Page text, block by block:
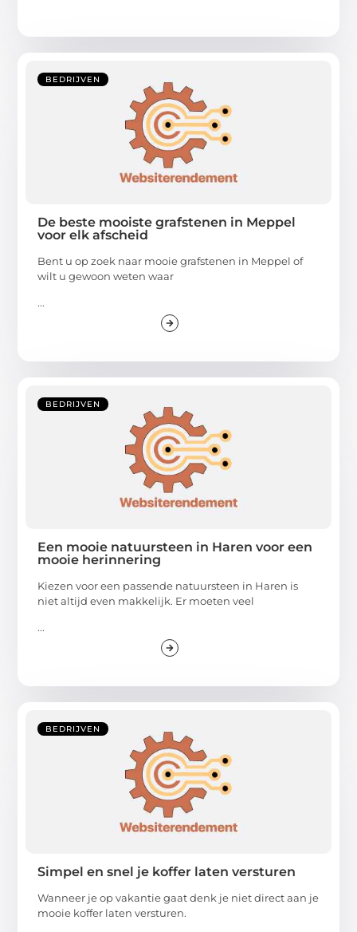
BEDRIJVEN
De beste mooiste grafstenen in Meppel
voor elk afscheid
Bent u op zoek naar mooie grafstenen in Meppel of
wilt u gewoon weten waar
...
BEDRIJVEN
Een mooie natuursteen in Haren voor een
mooie herinnering
Kiezen voor een passende natuursteen in Haren is
niet altijd even makkelijk. Er moeten veel
...
BEDRIJVEN
Simpel en snel je koffer laten versturen
Wanneer je op vakantie gaat denk je niet direct aan je
mooie koffer laten versturen.